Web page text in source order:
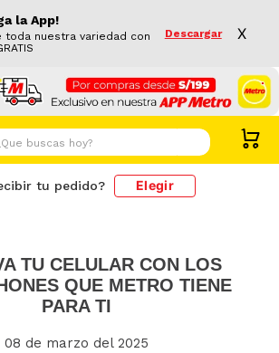
la App!
toda nuestra variedad con
Descargar X
hoy?
tu pedido? Elegir
TU CELULAR CON LOS
QUE METRO TIENE
PARA TI
08 de marzo del 2025